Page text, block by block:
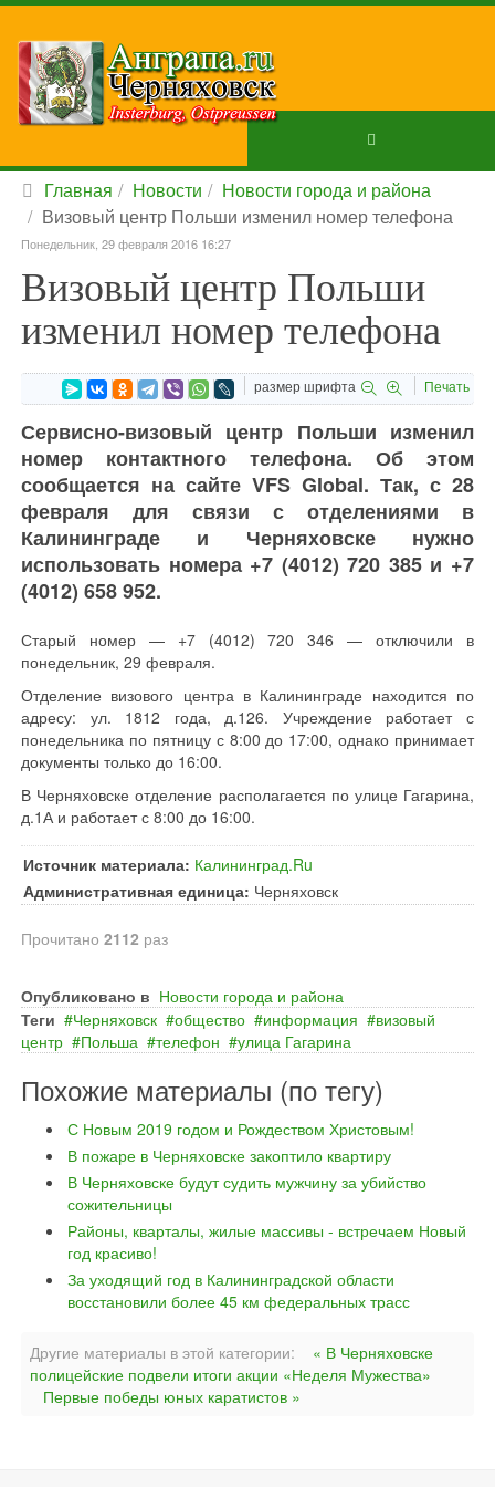
Главная Новости
Новости города и района
Визовый центр Польши изменил номер телефона
Понедельник, 29 февраля 2016 16:27
Визовый центр Польши
изменил номер телефона
размер шрифта Печать
Сервисно-визовый центр Польши изменил
номер контактного телефона. Об этом
сообщается на сайте VFS Global. Так, с 28
февраля для связи с отделениями в
Калининграде и Черняховске нужно
использовать номера +7 (4012) 720 385 и +7
(4012) 658 952.
Старый номер — +7 (4012) 720 346 — отключили в
понедельник, 29 февраля.
Отделение визового центра в Калининграде находится по
адресу: ул. 1812 года, д.126. Учреждение работает с
понедельника по пятницу с 8:00 до 17:00, однако принимает
документы только до 16:00.
В Черняховске отделение располагается по улице Гагарина,
д.1А и работает с 8:00 до 16:00.
Источник материала: Калининград.Ru
Административная единица: Черняховск
Прочитано 2112 раз
Опубликовано в Новости города и района
Теги
Черняховск общество информация
визовый
центр
Польша телефон улица Гагарина
Похожие материалы (по тегу)
С Новым 2019 годом и Рождеством Христовым!
В пожаре в Черняховске закоптило квартиру
В Черняховске будут судить мужчину за убийство
сожительницы
Районы, кварталы, жилые массивы - встречаем Новый
год красиво!
За уходящий год в Калининградской области
восстановили более 45 км федеральных трасс
Другие материалы в этой категории:
« В Черняховске
полицейские подвели итоги акции «Неделя Мужества»
Первые победы юных каратистов »